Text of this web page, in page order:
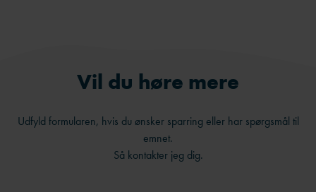
Vil du høre mere
Udfyld formularen, hvis du ønsker sparring eller har spørgsmål til
emnet.
Så kontakter jeg dig.